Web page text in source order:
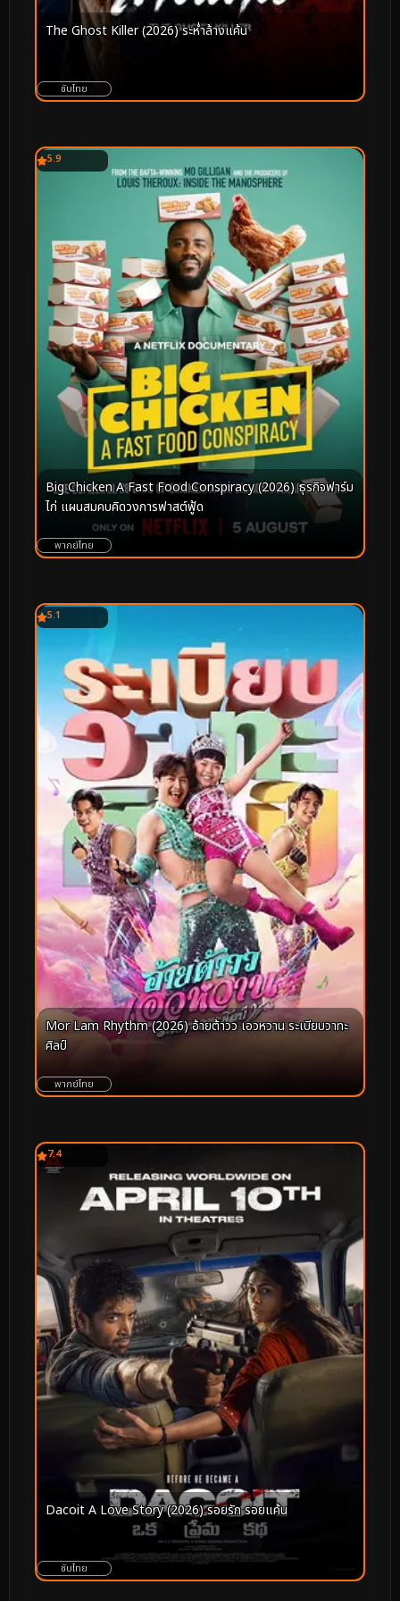
The Ghost Killer (2026) ระห่ำล้างแค้น
ซับไทย
5.9
Big Chicken A Fast Food Conspiracy (2026) ธุรกิจฟาร์ม
ไก่ แผนสมคบคิดวงการฟาสต์ฟู้ด
พากย์ไทย
5.1
Mor Lam Rhythm (2026) อ้ายต้าวว เอวหวาน ระเบียบวาทะ
ศิลป์
พากย์ไทย
7.4
Dacoit A Love Story (2026) รอยรัก รอยแค้น
ซับไทย